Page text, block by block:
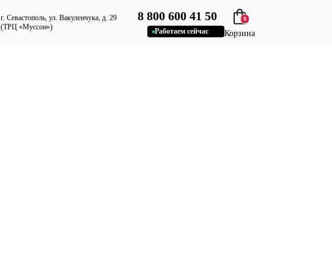
г. Севастополь, ул. Вакуленчука, д. 29
(ТРЦ «Муссон»)
8 800 600 41 50
Работаем сейчас
0
Корзина